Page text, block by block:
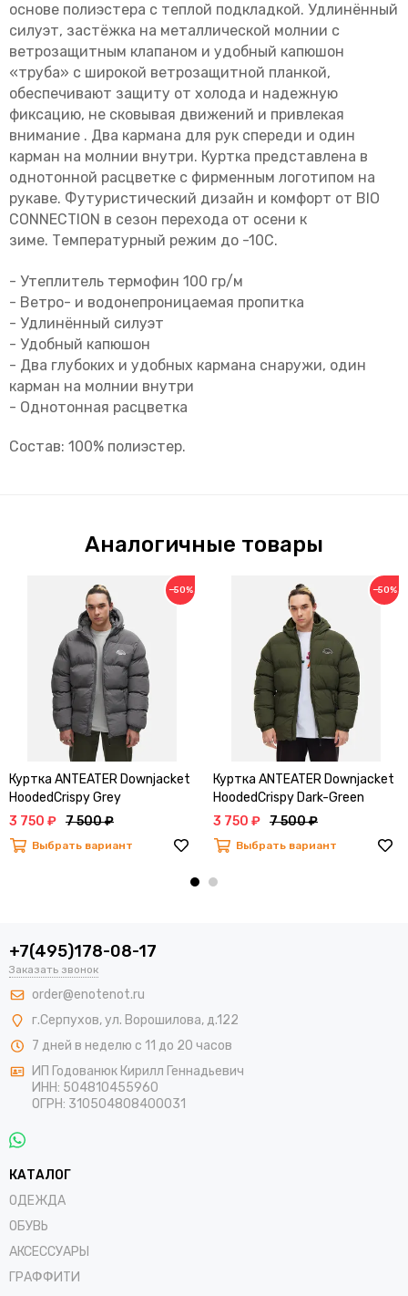
основе полиэстера с теплой подкладкой. Удлинённый
силуэт, застёжка на металлической молнии с
ветрозащитным клапаном и удобный капюшон
«труба» с широкой ветрозащитной планкой,
обеспечивают защиту от холода и надежную
фиксацию, не сковывая движений и привлекая
внимание . Два кармана для рук спереди и один
карман на молнии внутри. Куртка представлена в
однотонной расцветке с фирменным логотипом на
рукаве. Футуристический дизайн и комфорт от BIO
CONNECTION в сезон перехода от осени к
зиме. Температурный режим до -10С.
- Утеплитель термофин 100 гр/м
- Ветро- и водонепроницаемая пропитка
- Удлинённый силуэт
- Удобный капюшон
- Два глубоких и удобных кармана снаружи, один
карман на молнии внутри
- Однотонная расцветка
Состав: 100% полиэстер.
Аналогичные товары
−50%
Куртка ANTEATER Downjacket
HoodedCrispy Grey
3 750 ₽ 7 500 ₽
Выбрать вариант
−50%
Куртка ANTEATER Downjacket
HoodedCrispy Dark-Green
3 750 ₽ 7 500 ₽
Выбрать вариант
+7(495)178-08-17
Заказать звонок
order@enotenot.ru
г.Серпухов, ул. Ворошилова, д.122
7 дней в неделю с 11 до 20 часов
ИП Годованюк Кирилл Геннадьевич
ИНН: 504810455960
ОГРН: 310504808400031
КАТАЛОГ
ОДЕЖДА
ОБУВЬ
АКСЕССУАРЫ
ГРАФФИТИ